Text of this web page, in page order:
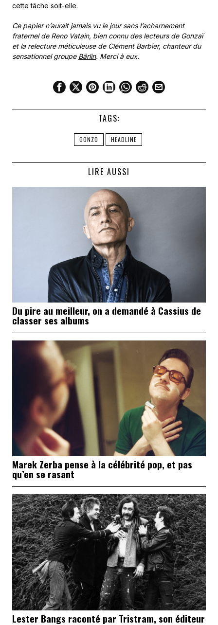
cette tâche soit-elle.
Ce papier n’aurait jamais vu le jour sans l’acharnement
fraternel de Reno Vatain, bien connu des lecteurs de Gonzaï
et la relecture méticuleuse de Clément Barbier, chanteur du
sensationnel groupe Bärlin. Merci à eux.
TAGS:
GONZO HEADLINE
LIRE AUSSI
Du pire au meilleur, on a demandé à Cassius de
classer ses albums
Marek Zerba pense à la célébrité pop, et pas
qu’en se rasant
Lester Bangs raconté par Tristram, son éditeur